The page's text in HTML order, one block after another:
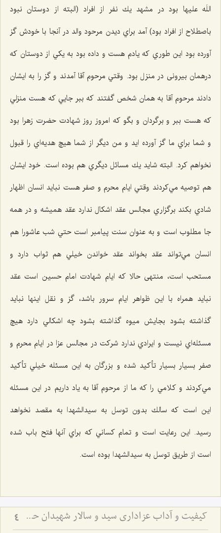
اللَه علیها بود در مشهد يك نفر از افراد (البته از دوستان نبود
باصطلاح از افراد بود) آمد براي ديدن مرحود والد در آنجا با خودش گز
آورده بود اين طوري كه يادم هست و داده بود به يكي از دوستان كه
درهمان بیرونی در منزل بود. وقتي مرحوم آقا آمدند و گز را به ایشان
دادند مرحوم آقا به همان شخص گفتند كه ببر جایي كه هست منزلي
كه هست ببر و برگردان و بگو كه امروز روز شهادت حضرت زهرا بود
و شما براي ما گز آورده ايد و من ديگر از شما هيچ هديه‌اي را قبول
نخواهم كرد. البته شايد يك مسائل ديگري هم بوده است. خود ايشان
هم توصيه مي‌كردند وقتي ايام محرم و صفر هست نبايد انسان اظهار
شادي بكند برگزاري مجالس عقد اشكال ندارد عقد هميشه و در همه
جا مطلوب است و به عنوان سنت پيامبر است حتي شب عاشورا هم
انسان مي‌تواند عقد بخواند عقد خواندن خيلي هم ثواب دارد و
مستحب است، منتهی حالا که ایام شهادت امام حسين است عقد
نبايد همراه با اين ظواهر ايام سرور باشد، گز و نقل اينها نبايد
گذاشته بشود بجايش ميوه گذاشته بشود چه اشكالي دارد هيچ
مسئله‌اي نيست و ايرادي ندارد شركت در مجالس عزا در ايام محرم و
صفر بسيار بسيار تأكيد شده و بزرگان به اين مسئله خيلي تأكيد
مي‌كردند و كلامي را كه ما از مرحوم آقا به ياد داريم در اين مسئله
اين است كه سالك بدون توسل به سيدالشهدا به مقصد نخواهد
رسيد. اين رعايت است و تمام كساني كه براي آنها فتح باب شده
است از طريق توسل به سيدالشهدا بوده است.
کیفیت و آداب عزاداری سید و سالار شهیدان حضرت أباعبداللَه الحسین علیه السلام 4